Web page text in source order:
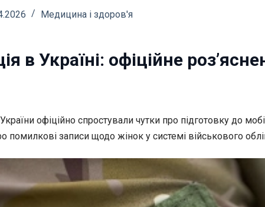
Медицина і здоров'я
в Україні: офіційне
офіційно спростували чутки про підготовку до
записи щодо жінок у системі військового